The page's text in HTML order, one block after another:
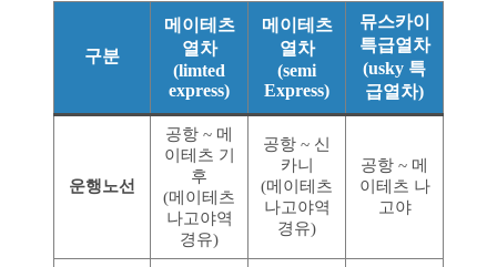
구분
메이테츠
열차
(limted
express)
메이테츠
열차
(semi
Express)
뮤스카이
특급열차
(usky 특
급열차)
운행노선
공항 ~ 메
이테츠 기
후
(메이테츠
나고야역
경유)
공항 ~ 신
카니
(메이테츠
나고야역
경유)
공항 ~ 메
이테츠 나
고야